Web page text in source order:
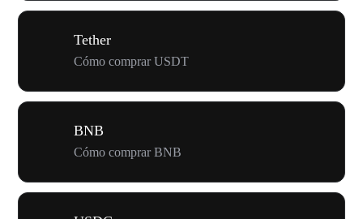
Tether
Cómo comprar USDT
BNB
Cómo comprar BNB